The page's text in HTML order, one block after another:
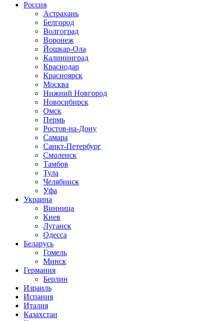
Россия
Астрахань
Белгород
Волгоград
Воронеж
Йошкар-Ола
Калининград
Краснодар
Красноярск
Москва
Нижний Новгород
Новосибирск
Омск
Пермь
Ростов-на-Дону
Самара
Санкт-Петербург
Смоленск
Тамбов
Тула
Челябинск
Уфа
Украина
Винница
Киев
Луганск
Одесса
Беларусь
Гомель
Минск
Германия
Берлин
Израиль
Испания
Италия
Казахстан